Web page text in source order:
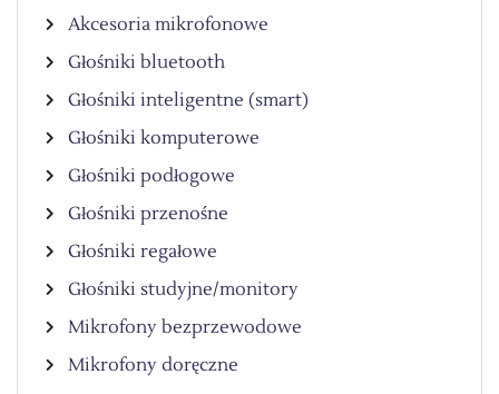
Akcesoria mikrofonowe
Głośniki bluetooth
Głośniki inteligentne (smart)
Głośniki komputerowe
Głośniki podłogowe
Głośniki przenośne
Głośniki regałowe
Głośniki studyjne/monitory
Mikrofony bezprzewodowe
Mikrofony doręczne